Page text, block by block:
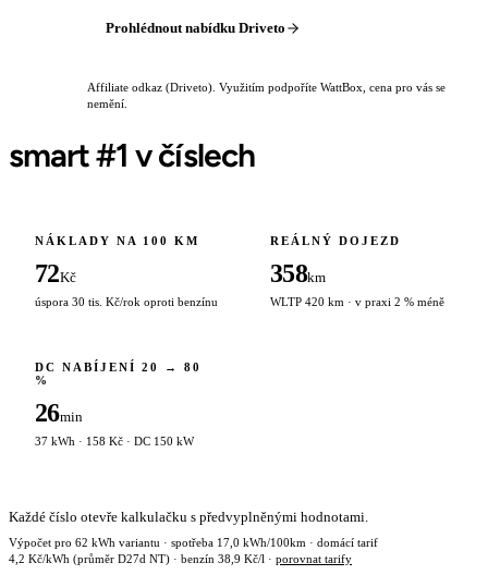
Prohlédnout nabídku Driveto
Affiliate odkaz (Driveto). Využitím podpoříte WattBox, cena pro vás se
nemění.
smart #1 v číslech
NÁKLADY NA 100 KM
72Kč
úspora 30 tis. Kč/rok oproti benzínu
REÁLNÝ DOJEZD
358km
WLTP 420 km · v praxi 2 % méně
DC NABÍJENÍ 20 → 80
%
26min
37 kWh · 158 Kč · DC 150 kW
Každé číslo otevře kalkulačku s předvyplněnými hodnotami.
Výpočet pro 62 kWh variantu · spotřeba 17,0 kWh/100km · domácí tarif
4,2 Kč/kWh (průměr D27d NT) · benzín 38,9 Kč/l · porovnat tarify